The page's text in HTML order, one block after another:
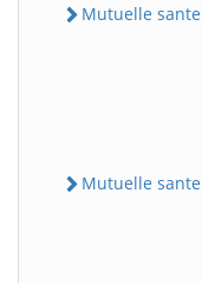
Mutuelle sante
Mutuelle sante